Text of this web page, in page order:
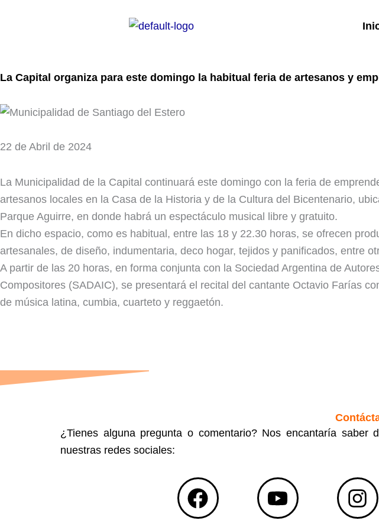
La Capital organiza para este domingo la habitual feria de artesanos y
22 de Abril de 2024
La Municipalidad de la Capital continuará este domingo con la feria de
artesanos locales en la Casa de la Historia y de la Cultura del Bicentenario,
Parque Aguirre, en donde habrá un espectáculo musical libre y gratuito.
En dicho espacio, como es habitual, entre las 18 y 22.30 horas, se ofrecen
artesanales, de diseño, indumentaria, deco hogar, tejidos y panificados, entre
A partir de las 20 horas, en forma conjunta con la Sociedad Argentina de
Compositores (SADAIC), se presentará el recital del cantante Octavio Farías
de música latina, cumbia, cuarteto y reggaetón.
¿Tienes alguna pregunta o comentario? Nos encantaría
nuestras redes sociales:
F
a
Y
o
I
n